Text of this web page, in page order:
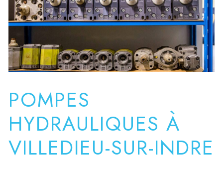
POMPES
HYDRAULIQUES À
VILLEDIEU-SUR-INDRE